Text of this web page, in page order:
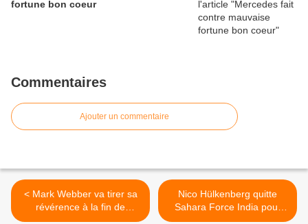
fortune bon coeur
Commentaires
Ajouter un commentaire
< Mark Webber va tirer sa
révérence à la fin de
l'année
Nico Hülkenberg quitte
Sahara Force India pour
Renault >